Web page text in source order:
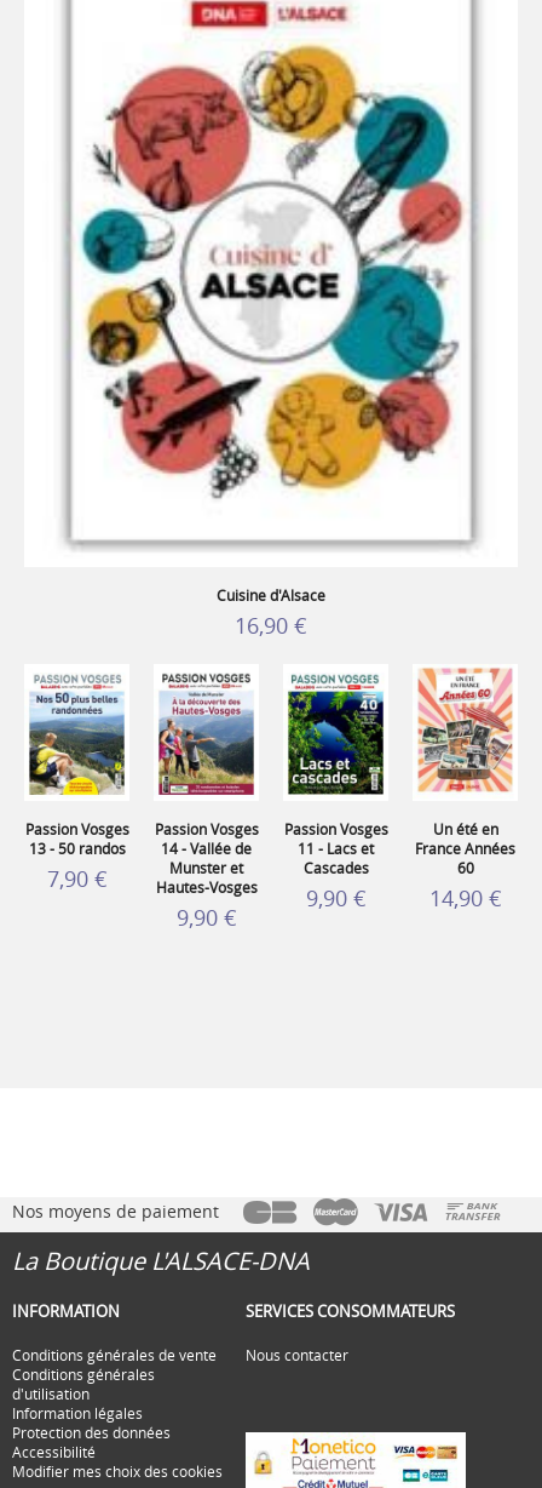
Cuisine d'Alsace
16,90 €
Passion Vosges
13 - 50 randos
7,90 €
Passion Vosges
14 - Vallée de
Munster et
Hautes-Vosges
9,90 €
Passion Vosges
11 - Lacs et
Cascades
9,90 €
Un été en
France Années
60
14,90 €
Nos moyens de paiement
La Boutique L'ALSACE-DNA
INFORMATION
Conditions générales de vente
Conditions générales
d'utilisation
Information légales
Protection des données
Accessibilité
Modifier mes choix des cookies
SERVICES CONSOMMATEURS
Nous contacter